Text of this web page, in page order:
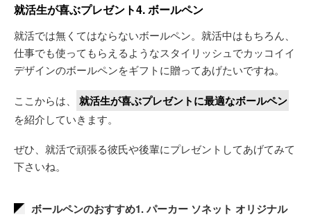
就活生が喜ぶプレゼント4. ボールペン
就活では無くてはならないボールペン。就活中はもちろん、
仕事でも使ってもらえるようなスタイリッシュでカッコイイ
デザインのボールペンをギフトに贈ってあげたいですね。
ここからは、 就活生が喜ぶプレゼントに最適なボールペン
を紹介していきます。
ぜひ、就活で頑張る彼氏や後輩にプレゼントしてあげてみて
下さいね。
ボールペンのおすすめ1. パーカー ソネット オリジナル